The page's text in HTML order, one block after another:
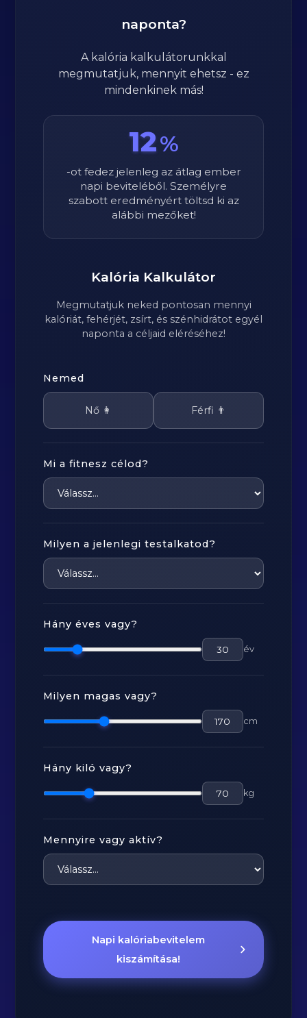
naponta?
A kalória kalkulátorunkkal
megmutatjuk, mennyit ehetsz - ez
mindenkinek más!
12%
-ot fedez jelenleg az átlag ember
napi beviteléből. Személyre
szabott eredményért töltsd ki az
alábbi mezőket!
Kalória Kalkulátor
Megmutatjuk neked pontosan mennyi
kalóriát, fehérjét, zsírt, és szénhidrátot egyél
naponta a céljaid eléréséhez!
Nemed
Nő 👩 Férfi 👨
Mi a fitnesz célod?
Milyen a jelenlegi testalkatod?
Hány éves vagy?
év
Milyen magas vagy?
cm
Hány kiló vagy?
kg
Mennyire vagy aktív?
Napi kalóriabevitelem
kiszámítása!